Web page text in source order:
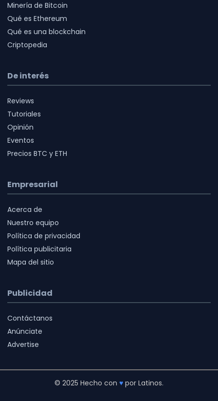
Minería de Bitcoin
Qué es Ethereum
Qué es una blockchain
Criptopedia
De interés
Reviews
Tutoriales
Opinión
Eventos
Precios BTC y ETH
Empresarial
Acerca de
Nuestro equipo
Política de privacidad
Política publicitaria
Mapa del sitio
Publicidad
Contáctanos
Anúnciate
Advertise
© 2025 Hecho con ♥ por Latinos.